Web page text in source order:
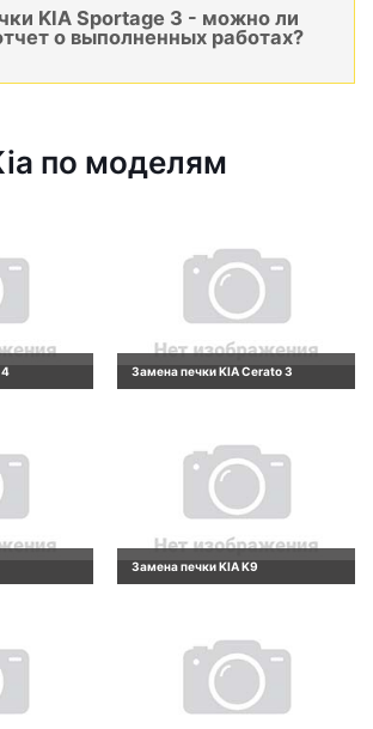
KIA Sportage 3 - можно ли
о выполненных работах?
по моделям
4 Замена печки KIA Cerato 3
Замена печки KIA K9